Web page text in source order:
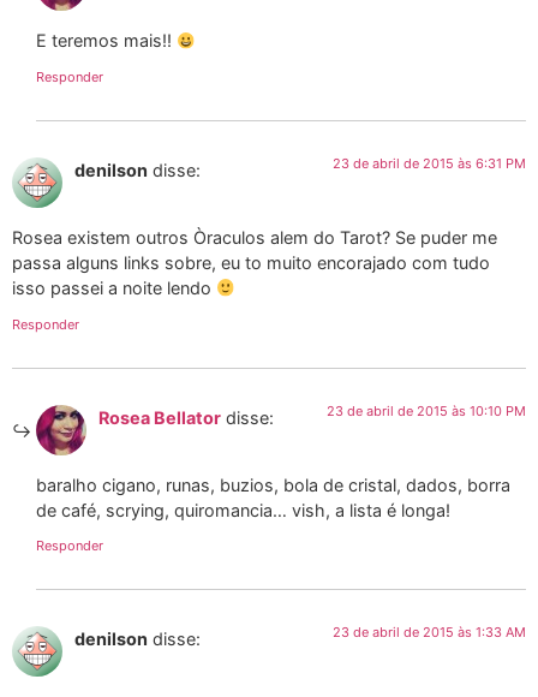
E teremos mais!!
Responder
denilson disse: 23 de abril de 2015 às 6:31 PM
Rosea existem outros Òraculos alem do Tarot? Se puder me
passa alguns links sobre, eu to muito encorajado com tudo
isso passei a noite lendo
Responder
Rosea Bellator disse: 23 de abril de 2015 às 10:10 PM
baralho cigano, runas, buzios, bola de cristal, dados, borra
de café, scrying, quiromancia… vish, a lista é longa!
Responder
denilson disse: 23 de abril de 2015 às 1:33 AM